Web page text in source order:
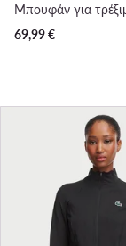
69,99€